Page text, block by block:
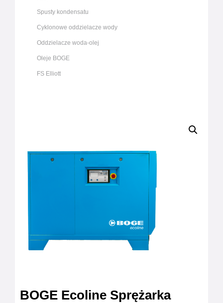
Spusty kondensatu
Cyklonowe oddzielacze wody
Oddzielacze woda-olej
Oleje BOGE
FS Elliott
BOGE Ecoline Sprężarka